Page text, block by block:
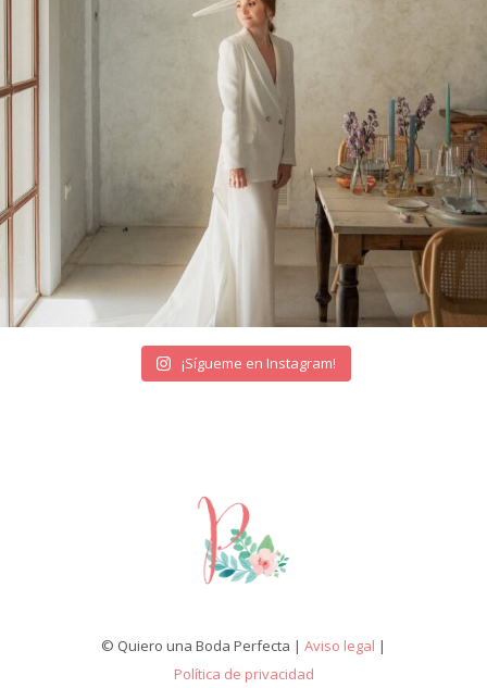
¡Sígueme en Instagram!
© Quiero una Boda Perfecta | Aviso legal |
Política de privacidad